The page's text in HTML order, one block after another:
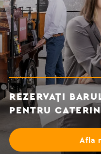
REZERVAȚI
PENTRU
Afla